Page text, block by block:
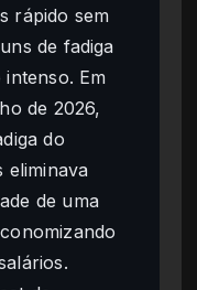
rápido sem
de fadiga
Em
de 2026,
do
eliminava
de uma